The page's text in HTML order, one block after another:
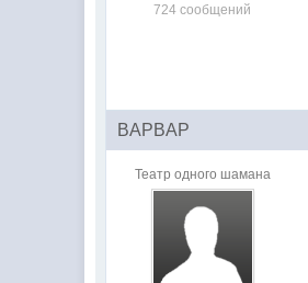
724 сообщений
BAPBAP
Театр одного шамана